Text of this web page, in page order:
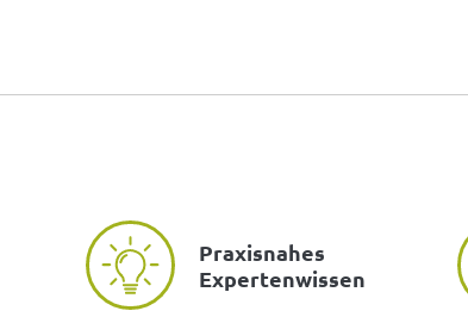
Praxisnahes
Expertenwissen